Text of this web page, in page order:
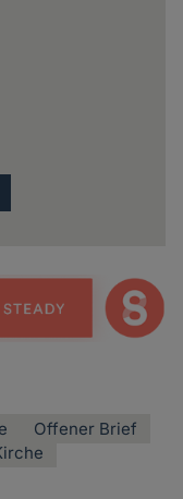
Offener Brief